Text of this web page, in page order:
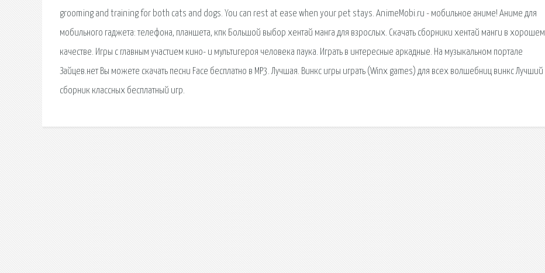
grooming and training for both cats and dogs. You can rest at ease when your pet stays. AnimeMobi.ru - мобильное аниме! Аниме для
мобильного гаджета: телефона, планшета, кпк Большой выбор хентай манга для взрослых. Скачать сборники хентай манги в хорошем
качестве. Игры с главным участием кино- и мультигероя человека паука. Играть в интересные аркадные. На музыкальном портале
Зайцев.нет Вы можете скачать песни Face бесплатно в MP3. Лучшая. Винкс игры играть (Winx games) для всех волшебниц винкс Лучший
сборник классных бесплатный игр.